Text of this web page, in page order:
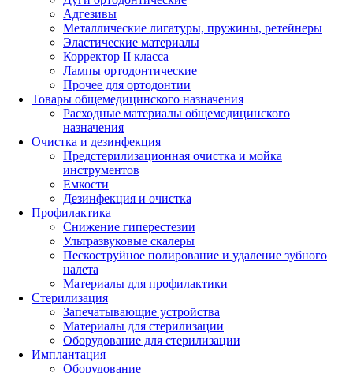
Адгезивы
Металлические лигатуры, пружины, ретейнеры
Эластические материалы
Корректор II класса
Лампы ортодонтические
Прочее для ортодонтии
Товары общемедицинского назначения
Расходные материалы общемедицинского
назначения
Очистка и дезинфекция
Предстерилизационная очистка и мойка
инструментов
Емкости
Дезинфекция и очистка
Профилактика
Снижение гиперестезии
Ультразвуковые скалеры
Пескоструйное полирование и удаление зубного
налета
Материалы для профилактики
Стерилизация
Запечатывающие устройства
Материалы для стерилизации
Оборудование для стерилизации
Имплантация
Оборудование